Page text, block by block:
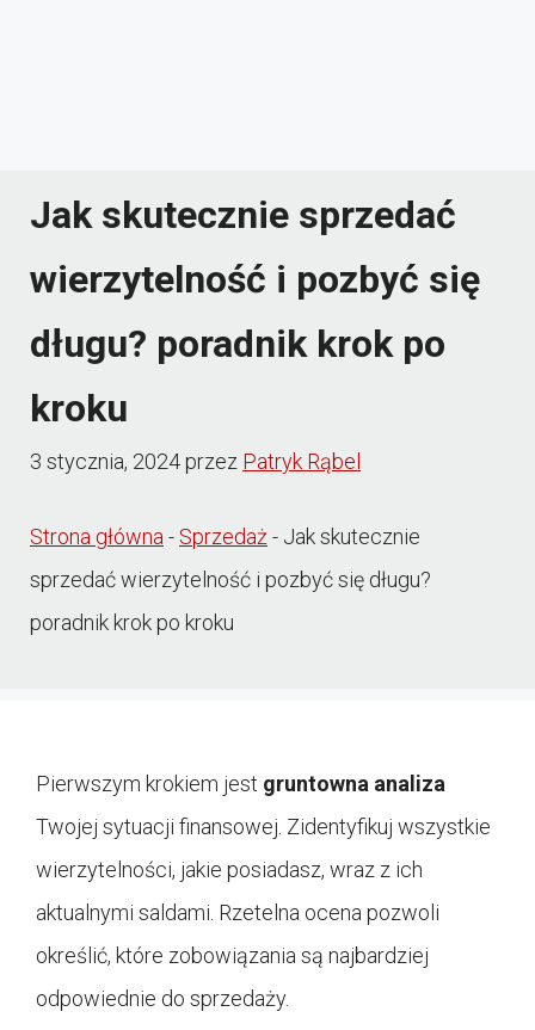
Jak skutecznie sprzedać
wierzytelność i pozbyć się
długu? poradnik krok po
kroku
3 stycznia, 2024przez Patryk Rąbel
Strona główna- Sprzedaż- Jak skutecznie
sprzedać wierzytelność i pozbyć się długu?
poradnik krok po kroku
Pierwszym krokiem jest gruntowna analiza
Twojej sytuacji finansowej. Zidentyfikuj wszystkie
wierzytelności, jakie posiadasz, wraz z ich
aktualnymi saldami. Rzetelna ocena pozwoli
określić, które zobowiązania są najbardziej
odpowiednie do sprzedaży.